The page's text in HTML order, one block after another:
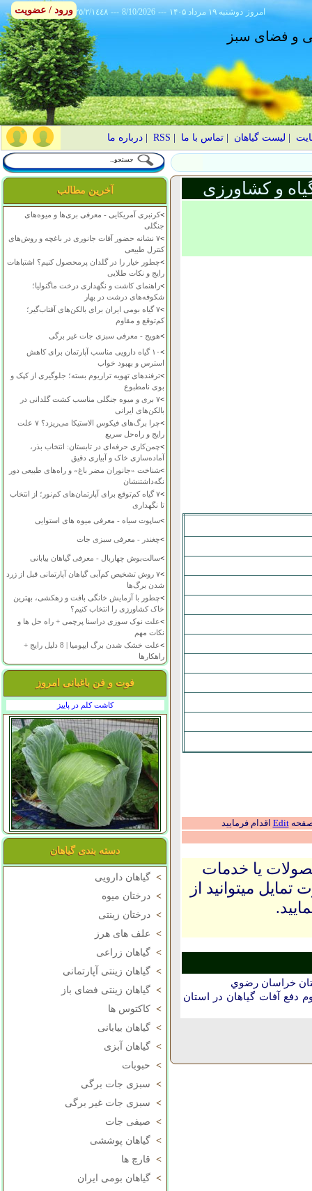
٢٥/٢/١٤٤٨ --- 8/10/2026 --- ۱۴۰۵ دوشنبه ۱۹ مرداد امروز
و فضای سبز
لیست گیاهان |تماس با ما RSS
|درباره ما
آخرین مطالب
>کرنبری آمریکایی - معرفی بری‌ها و میوه‌های
جنگلی
>
۷ نشانه حضور آفات جانوری در باغچه و روش‌های
کنترل طبیعی
>چطور خیار را در گلدان پرمحصول کنیم؟ اشتباهات
رایج و نکات طلایی
>راهنمای کاشت و نگهداری درخت ماگنولیا؛
شکوفه‌های درشت در بهار
>
۷ گیاه بومی ایران برای بالکن‌های آفتاب‌گیر؛
کم‌توقع و مقاوم
>هویج - معرفی سبزی جات غیر برگی
>
۱۰ گیاه دارویی مناسب آپارتمان برای کاهش
استرس و بهبود خواب
>ترفندهای تهویه تراریوم بسته؛ جلوگیری از کپک و
بوی نامطبوع
>
۷ بری و میوه جنگلی مناسب کشت گلدانی در
بالکن‌های ایرانی
>
چرا برگ‌های فیکوس الاستیکا می‌ریزد؟ ۷ علت
رایج و راه‌حل سریع
>چمن‌کاری حرفه‌ای در تابستان: انتخاب بذر،
آماده‌سازی خاک و آبیاری دقیق
>شناخت «جانوران مضر باغ» و راه‌های طبیعی دور
نگه‌داشتنشان
>
۷ گیاه کم‌توقع برای آپارتمان‌های کم‌نور؛ از انتخاب
تا نگهداری
>ساپوت سیاه - معرفی میوه های استوایی
>چغندر - معرفی سبزی جات
>سالت‌بوش چهاربال - معرفی گیاهان بیابانی
>
۷ روش تشخیص کم‌آبی گیاهان آپارتمانی قبل از زرد
شدن برگ‌ها
>چطور با آزمایش خانگی بافت و زهکشی، بهترین
خاک کشاورزی را انتخاب کنیم؟
>علت نوک سوزی دراسنا پرچمی + راه حل ها و
نکات مهم
>
علت خشک شدن برگ ایپومیا | 8 دلیل رایج +
راهکارها
فوت و فن باغبانی امروز
کاشت کلم در پاییز
دسته بندی گیاهان
> گیاهان دارویی
> درختان میوه
> درختان زینتی
> علف های هرز
> گیاهان زراعی
> گیاهان زینتی آپارتمانی
> گیاهان زینتی فضای باز
> کاکتوس ها
> گیاهان بیابانی
> گیاهان آبزی
> حبوبات
> سبزی جات برگی
> سبزی جات غیر برگی
> صیفی جات
> گیاهان پوششی
> قارچ ها
> گیاهان بومی ایران
و کشاورزی
صفحهEdit اقدام فرمایید
یا خدمات
میتوانید از
خراسان رضوي
آفات گیاهان در استان
ورود / عضویت